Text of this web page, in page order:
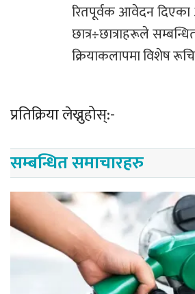
रितपूर्वक आवेदन दिएका
छात्र÷छात्राहरूले
क्रियाकलापमा विशेष
प्रतिक्रिया लेख्नुहोस्:-
सम्बन्धित समाचारहरु